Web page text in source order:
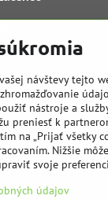
návštevy tejto
nástroje a
preniesť k
na „Prijať všetky
Nižšie
svoje
údajov